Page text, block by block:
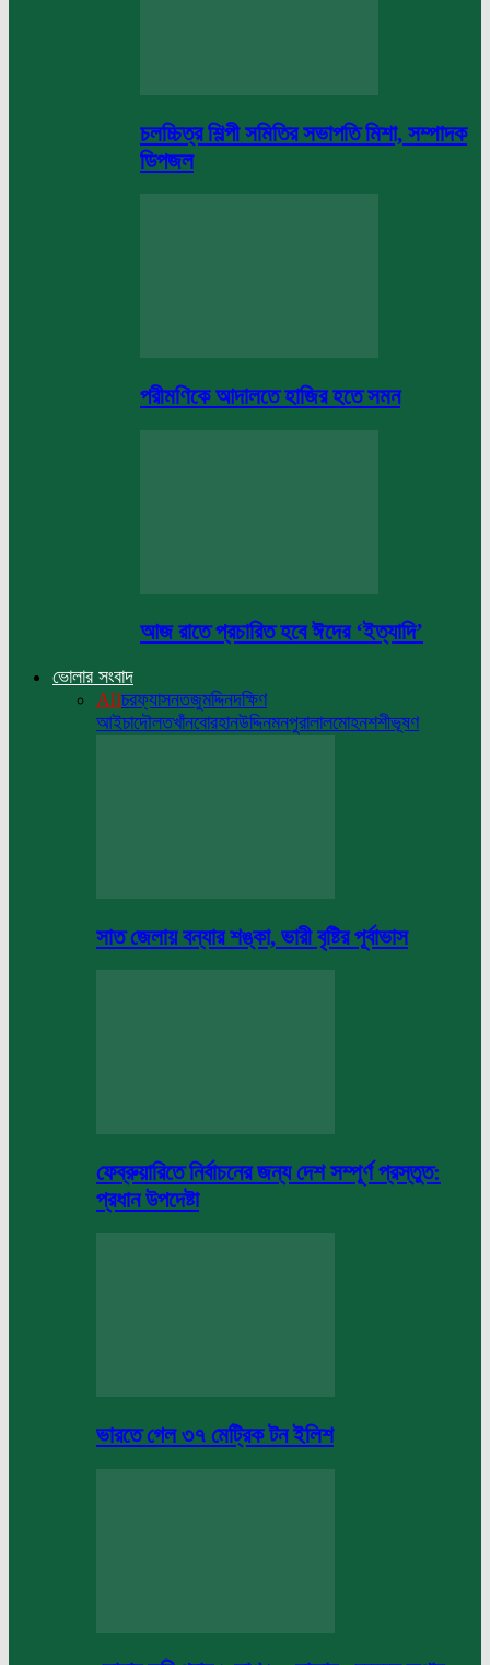
চলচ্চিত্র শিল্পী সমিতির সভাপতি মিশা, সম্পাদক
ডিপজল
পরীমণিকে আদালতে হাজির হতে সমন
আজ রাতে প্রচারিত হবে ঈদের ‘ইত্যাদি’
ভোলার সংবাদ
Allচরফ্যাসনতজুমদ্দিনদক্ষিণ
আইচাদৌলতখাঁনবোরহানউদ্দিনমনপুরালালমোহনশশীভূষণ
সাত জেলায় বন্যার শঙ্কা, ভারী বৃষ্টির পূর্বাভাস
ফেব্রুয়ারিতে নির্বাচনের জন্য দেশ সম্পূর্ণ প্রস্তুত:
প্রধান উপদেষ্টা
ভারতে গেল ৩৭ মেট্রিক টন ইলিশ